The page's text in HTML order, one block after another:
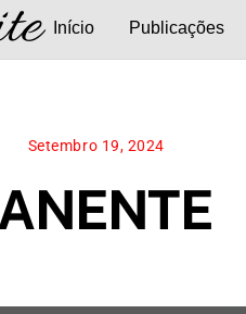
Início Publicações
Setembro 19, 2024